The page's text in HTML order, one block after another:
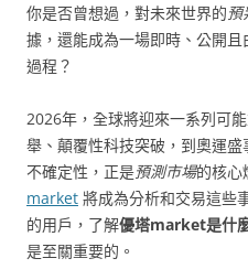
你是否曾想過，對未來世界的預
據，還能成為一場即時、公開且
過程？
2026年，全球將迎來一系列可
舉、顛覆性科技突破，到奧運
不確定性，正是預測市場的核心
market 將成為分析和交易這些
的用戶，了解優塔market是什
是至關重要的。